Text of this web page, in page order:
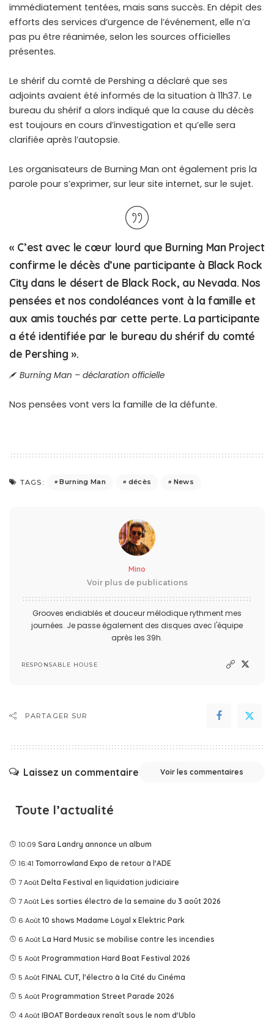
immédiatement tentées, mais sans succès. En dépit des
efforts des services d’urgence de l’événement, elle n’a
pas pu être réanimée, selon les sources officielles
présentes.
Le shérif du comté de Pershing a déclaré que ses
adjoints avaient été informés de la situation à 11h37. Le
bureau du shérif a alors indiqué que la cause du décès
est toujours en cours d’investigation et qu’elle sera
clarifiée après l’autopsie.
Les organisateurs de Burning Man ont également pris la
parole pour s’exprimer, sur leur site internet, sur le sujet.
« C’est avec le cœur lourd que Burning Man Project
confirme le décès d’une participante à Black Rock
City dans le désert de Black Rock, au Nevada. Nos
pensées et nos condoléances vont à la famille et
aux amis touchés par cette perte. La participante
a été identifiée par le bureau du shérif du comté
de Pershing ».
Burning Man – déclaration officielle
Nos pensées vont vers la famille de la défunte.
TAGS: Burning Man décès News
Mino
Voir plus de publications
Grooves endiablés et douceur mélodique rythment mes
journées. Je passe également des disques avec l'équipe
après les 39h.
RESPONSABLE HOUSE
PARTAGER SUR
Laissez un commentaire Voir les commentaires
Toute l’actualité
10:09 Sara Landry annonce un album
16:41 Tomorrowland Expo de retour à l'ADE
7 Août Delta Festival en liquidation judiciaire
7 Août Les sorties électro de la semaine du 3 août 2026
6 Août 10 shows Madame Loyal x Elektric Park
6 Août La Hard Music se mobilise contre les incendies
5 Août Programmation Hard Boat Festival 2026
5 Août FINAL CUT, l'électro à la Cité du Cinéma
5 Août Programmation Street Parade 2026
4 Août IBOAT Bordeaux renaît sous le nom d'Ublo